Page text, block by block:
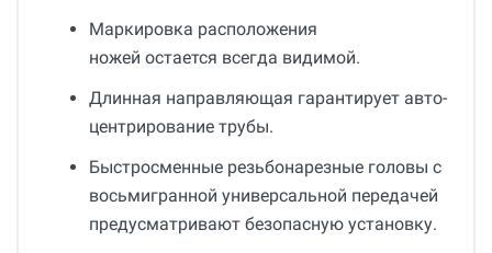
Маркировка расположения
ножей остается всегда видимой.
Длинная направляющая гарантирует авто-
центрирование трубы.
Быстросменные резьбонарезные головы с
восьмигранной универсальной передачей
предусматривают безопасную установку.